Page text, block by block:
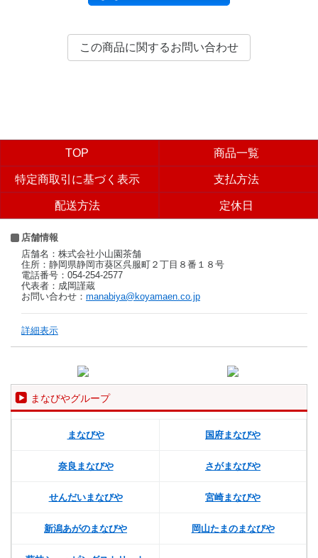
TOP 商品一覧
特定商取引に基づく表示 支払方法
配送方法 定休日
店舗情報
店舗名：株式会社小山園茶舗
住所：静岡県静岡市葵区呉服町２丁目８番１８号
電話番号：054-254-2577
代表者：成岡謹蔵
お問い合わせ： manabiya@koyamaen.co.jp
詳細表示
まなびやグループ
まなびや 国府まなびや
奈良まなびや さがまなびや
せんだいまなびや 宮崎まなびや
新潟あがのまなびや 岡山たまのまなびや